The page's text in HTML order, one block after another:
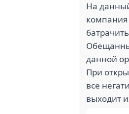
На
компания
данной
При
все
выходит